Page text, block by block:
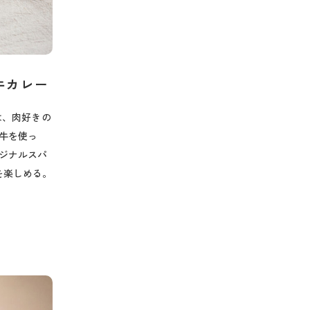
カレー
肉好きの
を使っ
ナルスパ
しめる。